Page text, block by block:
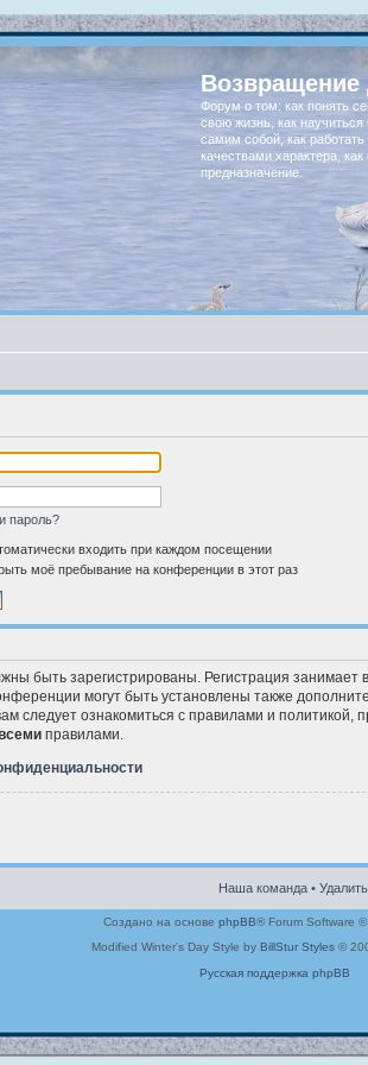
Форум о том: как понять
свою жизнь, как
самим собой, как
качествами характера, как
предназначение.
пароль?
входить при каждом посещении
моё пребывание на конференции в этот раз
быть зарегистрированы. Регистрация занимает
могут быть установлены также
следует ознакомиться с правилами и
правилами.
Наша команда•
Создано на основе phpBB® Forum Software
Modified Winter's Day Style by BillStur Styles ©
Русская поддержка phpBB